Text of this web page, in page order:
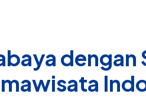
dengan